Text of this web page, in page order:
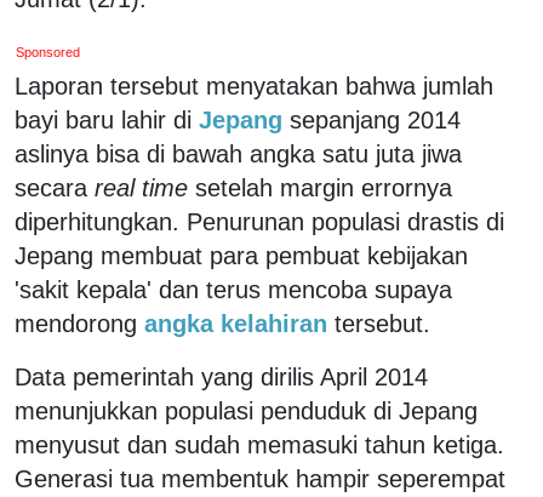
Sponsored
Laporan tersebut menyatakan bahwa jumlah
bayi baru lahir di Jepang sepanjang 2014
aslinya bisa di bawah angka satu juta jiwa
secara real time setelah margin errornya
diperhitungkan. Penurunan populasi drastis di
Jepang membuat para pembuat kebijakan
'sakit kepala' dan terus mencoba supaya
mendorong angka kelahiran tersebut.
Data pemerintah yang dirilis April 2014
menunjukkan populasi penduduk di Jepang
menyusut dan sudah memasuki tahun ketiga.
Generasi tua membentuk hampir seperempat